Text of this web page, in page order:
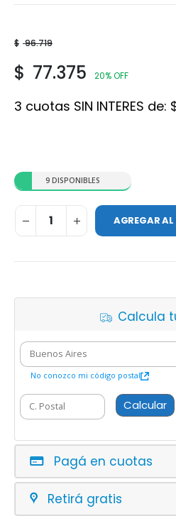
$ 96.719
$ 77.375 20% OFF
3 cuotas SIN INTERES de:
9 DISPONIBLES
AGREGAR
Calcula
No conozco mi código postal
Calcular
Pagá en cuotas
Retirá gratis